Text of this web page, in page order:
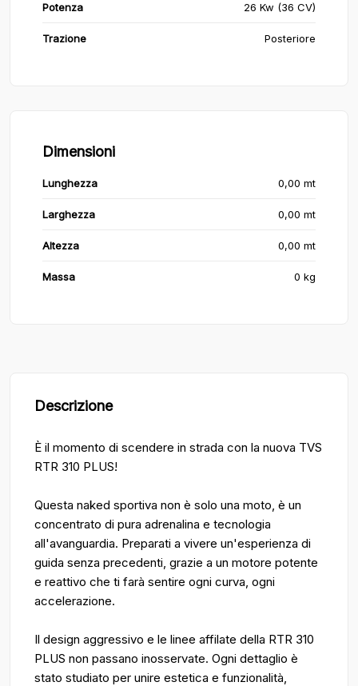
Potenza 26 Kw (36 CV)
Trazione Posteriore
Dimensioni
Lunghezza 0,00 mt
Larghezza 0,00 mt
Altezza 0,00 mt
Massa 0 kg
Descrizione
È il momento di scendere in strada con la nuova TVS
RTR 310 PLUS!
Questa naked sportiva non è solo una moto, è un
concentrato di pura adrenalina e tecnologia
all'avanguardia. Preparati a vivere un'esperienza di
guida senza precedenti, grazie a un motore potente
e reattivo che ti farà sentire ogni curva, ogni
accelerazione.
Il design aggressivo e le linee affilate della RTR 310
PLUS non passano inosservate. Ogni dettaglio è
stato studiato per unire estetica e funzionalità,